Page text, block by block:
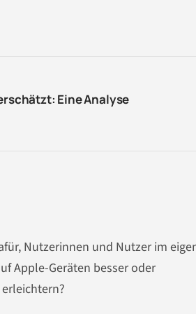
Eine Analyse
Nutzerinnen und Nutzer im
Apple-Geräten besser oder